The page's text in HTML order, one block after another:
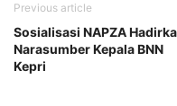
Previous article
Sosialisasi NAPZA
Narasumber Kepala BNN
Kepri